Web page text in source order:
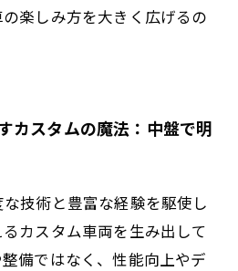
楽しみ方を大きく広げるの
カスタムの魔法：中盤で明
技術と豊富な経験を駆使し
カスタム車両を生み出して
備ではなく、性能向上やデ